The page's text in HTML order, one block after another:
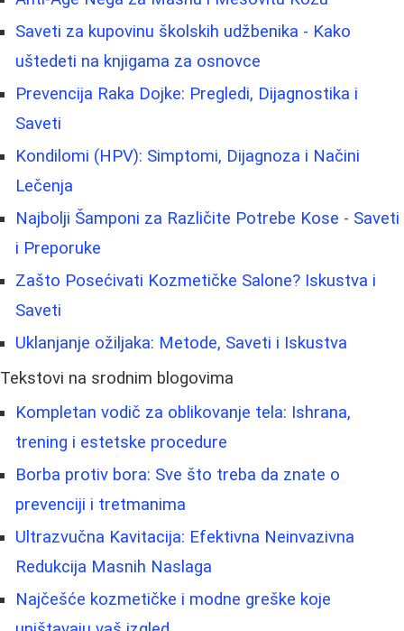
Saveti za kupovinu školskih udžbenika - Kako
uštedeti na knjigama za osnovce
Prevencija Raka Dojke: Pregledi, Dijagnostika i
Saveti
Kondilomi (HPV): Simptomi, Dijagnoza i Načini
Lečenja
Najbolji Šamponi za Različite Potrebe Kose - Saveti
i Preporuke
Zašto Posećivati Kozmetičke Salone? Iskustva i
Saveti
Uklanjanje ožiljaka: Metode, Saveti i Iskustva
Tekstovi na srodnim blogovima
Kompletan vodič za oblikovanje tela: Ishrana,
trening i estetske procedure
Borba protiv bora: Sve što treba da znate o
prevenciji i tretmanima
Ultrazvučna Kavitacija: Efektivna Neinvazivna
Redukcija Masnih Naslaga
Najčešće kozmetičke i modne greške koje